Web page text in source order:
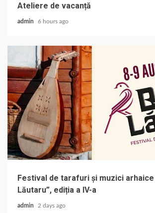
Ateliere de vacanță
admin 6 hours ago
Festival de tarafuri și muzici arhaice
Lăutaru”, ediția a IV-a
admin 2 days ago